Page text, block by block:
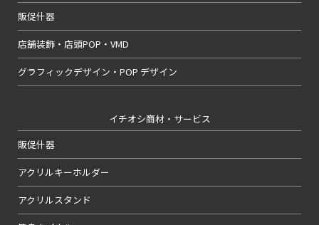
販促什器
店舗装飾・店頭POP・VMD
グラフィックデザイン・POP デザイン
イチオシ商材・サービス
販促什器
アクリルキーホルダー
アクリルスタンド